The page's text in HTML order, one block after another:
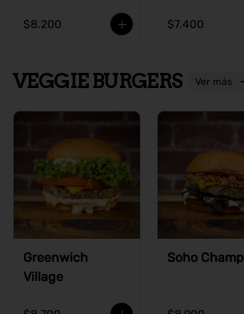
$8.200 $7.400
VEGGIE BURGERS Ver más
Greenwich
Village
Soho Champ